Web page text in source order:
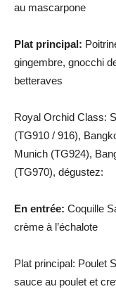
au mascarpone
Plat principal:
gingembre, gnocchi
betteraves
Royal Orchid Class:
(TG910 / 916),
Munich (TG924),
(TG970), dégustez:
En entrée: Coquille
crème à l’échalote
Plat principal: Poulet
sauce au poulet et